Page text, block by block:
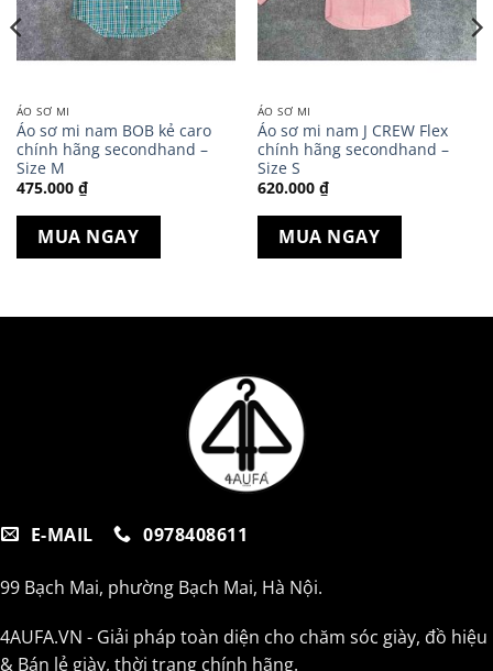
ÁO SƠ MI
Áo sơ mi nam BOB kẻ caro
chính hãng secondhand –
Size M
475.000 ₫
MUA NGAY
ÁO SƠ MI
Áo sơ mi nam J CREW Flex
chính hãng secondhand –
Size S
620.000 ₫
MUA NGAY
E-MAIL 0978408611
99 Bạch Mai, phường Bạch Mai, Hà Nội.
4AUFA.VN - Giải pháp toàn diện cho chăm sóc giày, đồ hiệu
& Bán lẻ giày, thời trang chính hãng.